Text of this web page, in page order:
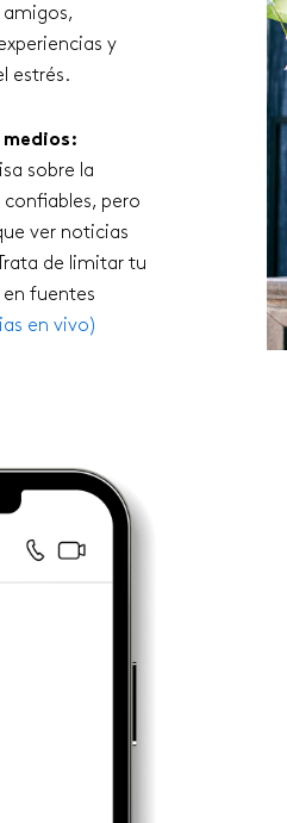
y
estrés.
sobre la
pero
ver noticias
de limitar tu
fuentes
en vivo)